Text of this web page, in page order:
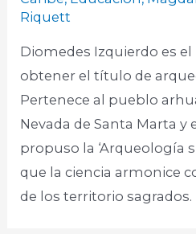
Riquett
Diomedes Izquierdo es
obtener el título de
Pertenece al pueblo
Nevada de Santa Marta y
propuso la ‘Arqueología
que la ciencia armonice
de los territorio sagrados.​